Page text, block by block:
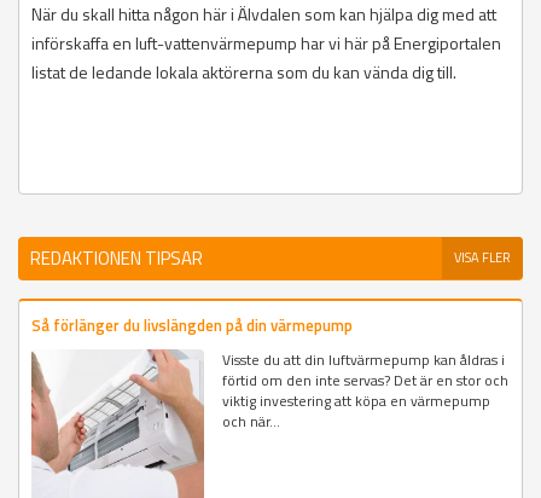
När du skall hitta någon här i Älvdalen som kan hjälpa dig med att
införskaffa en luft-vattenvärmepump har vi här på Energiportalen
listat de ledande lokala aktörerna som du kan vända dig till.
REDAKTIONEN TIPSAR VISA FLER
Så förlänger du livslängden på din värmepump
Visste du att din luftvärmepump kan åldras i
förtid om den inte servas? Det är en stor och
viktig investering att köpa en värmepump
och när...